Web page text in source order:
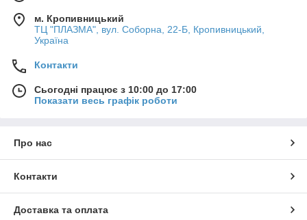
м. Кропивницький
ТЦ "ПЛАЗМА", вул. Соборна, 22-Б, Кропивницький,
Україна
Контакти
Сьогодні працює з 10:00 до 17:00
Показати весь графік роботи
Про нас
Контакти
Доставка та оплата